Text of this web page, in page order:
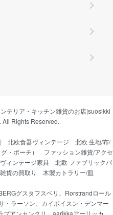
テリア・キッチン雑貨のお店|suosikki
All Rights Reserved.
北欧食器ヴィンテージ
北欧 生地/布/
・ポーチ）
ファッション雑貨/アクセ
ィンテージ家具
北欧 ファブリックパ
貨の買取り 木製カトラリー/皿
グスタフスベリ
Rorstrandロール
・ラーソン
カイボイスン・デンマー